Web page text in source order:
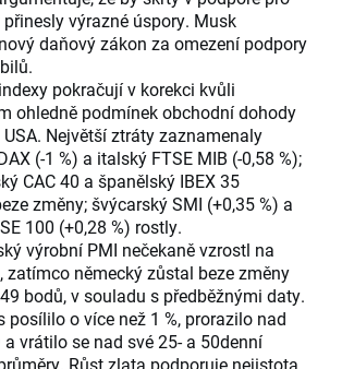
výrazné úspory. Musk
daňový zákon za omezení podpory
pokračují v korekci kvůli
ohledně podmínek obchodní dohody
USA. Největší ztráty zaznamenaly
(-1 %) a italský FTSE MIB (-0,58 %);
CAC 40 a španělský IBEX 35
změny; švýcarský SMI (+0,35 %) a
100 (+0,28 %) rostly.
výrobní PMI nečekaně vzrostl na
zatímco německý zůstal beze změny
bodů, v souladu s předběžnými daty.
posílilo o více než 1 %, prorazilo nad
a vrátilo se nad své 25- a 50denní
Růst zlata podporuje nejistota